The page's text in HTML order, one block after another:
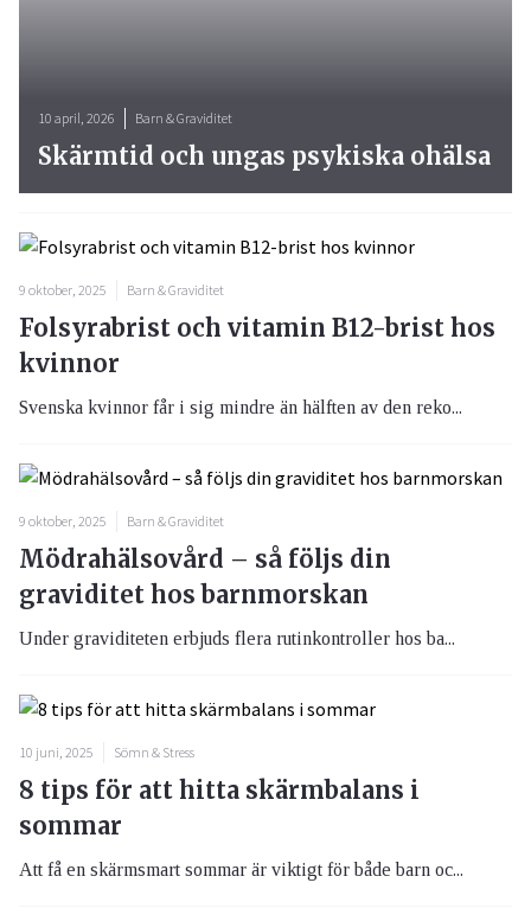
10 april, 2026 Barn & Graviditet
Skärmtid och ungas psykiska ohälsa
9 oktober, 2025 Barn & Graviditet
Folsyrabrist och vitamin B12-brist hos
kvinnor
Svenska kvinnor får i sig mindre än hälften av den reko...
9 oktober, 2025 Barn & Graviditet
Mödrahälsovård – så följs din
graviditet hos barnmorskan
Under graviditeten erbjuds flera rutinkontroller hos ba...
10 juni, 2025 Sömn & Stress
8 tips för att hitta skärmbalans i
sommar
Att få en skärmsmart sommar är viktigt för både barn oc...